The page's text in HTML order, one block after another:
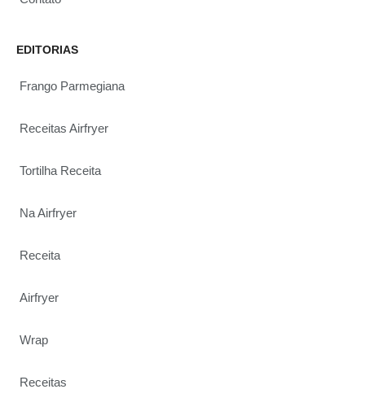
EDITORIAS
Frango Parmegiana
Receitas Airfryer
Tortilha Receita
Na Airfryer
Receita
Airfryer
Wrap
Receitas